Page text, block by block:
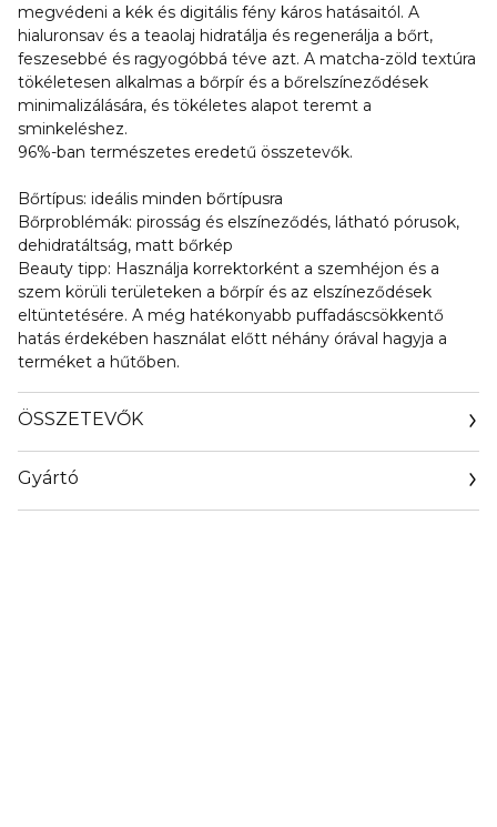
megvédeni a kék és digitális fény káros hatásaitól. A
hialuronsav és a teaolaj hidratálja és regenerálja a bőrt,
feszesebbé és ragyogóbbá téve azt. A matcha-zöld textúra
tökéletesen alkalmas a bőrpír és a bőrelszíneződések
minimalizálására, és tökéletes alapot teremt a
sminkeléshez.
96%-ban természetes eredetű összetevők.
Bőrtípus: ideális minden bőrtípusra
Bőrproblémák: pirosság és elszíneződés, látható pórusok,
dehidratáltság, matt bőrkép
Beauty tipp: Használja korrektorként a szemhéjon és a
szem körüli területeken a bőrpír és az elszíneződések
eltüntetésére. A még hatékonyabb puffadáscsökkentő
hatás érdekében használat előtt néhány órával hagyja a
terméket a hűtőben.
ÖSSZETEVŐK
Gyártó